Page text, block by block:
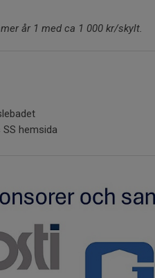
år 1 med ca 1 000 kr/skylt.
hemsida